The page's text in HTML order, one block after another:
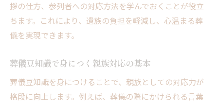
拶の仕方、参列者への対応方法を学んでおくことが役立
ちます。これにより、遺族の負担を軽減し、心温まる葬
儀を実現できます。
葬儀豆知識で身につく親族対応の基本
葬儀豆知識を身につけることで、親族としての対応力が
格段に向上します。例えば、葬儀の際にかけられる言葉